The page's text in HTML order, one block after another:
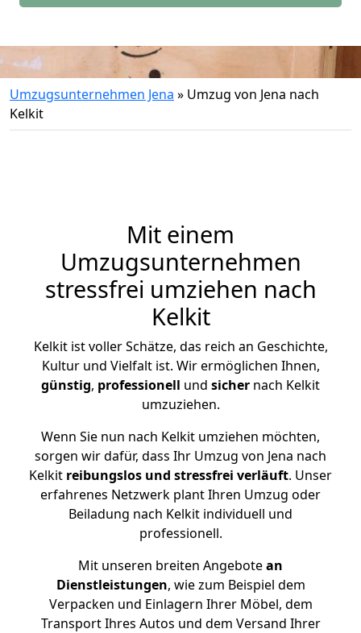
Umzugsunternehmen Jena » Umzug von Jena nach
Kelkit
Mit einem
Umzugsunternehmen
stressfrei umziehen nach
Kelkit
Kelkit ist voller Schätze, das reich an Geschichte,
Kultur und Vielfalt ist. Wir ermöglichen Ihnen,
günstig, professionell und sicher nach Kelkit
umzuziehen.
Wenn Sie nun nach Kelkit umziehen möchten,
sorgen wir dafür, dass Ihr Umzug von Jena nach
Kelkit reibungslos und stressfrei verläuft. Unser
erfahrenes Netzwerk plant Ihren Umzug oder
Beiladung nach Kelkit individuell und
professionell.
Mit unseren breiten Angebotean
Dienstleistungen, wie zum Beispiel dem
Verpacken und Einlagern Ihrer Möbel, dem
Transport Ihres Autos und dem Versand Ihrer